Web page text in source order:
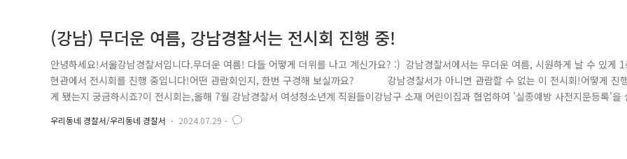
(강남) 무더운 여름, 강남경찰서는 전시회 진행 중!
안녕하세요!서울강남경찰서입니다.무더운 여름! 다들 어떻게 더위를 나고 계신가요? :) 강남경찰서에서는 무더운 여름, 시원하게 날 수 있게
현관에서 전시회를 진행 중입니다!어떤 관람회인지, 한번 구경해 보실까요? 강남경찰서가 아니면 관람할 수 없는 이 전시회!어떻게 진
게 됐는지 궁금하시죠?이 전시회는,올해 7월 강남경찰서 여성청소년계 직원들이강남구 소재 어린이집과 협업하여 '실종예방 사전지문등록'을
시할 당시,아이들이 감사의 마음을 담아, 응원의 메시지를 보내주면서 기획하게 되었는데요! 이 따뜻하고 아름다운 마음을"어떻게
더 많은 경찰관들이 함께 느낄 수 있을까?"고민하던 끝에, 많은 사람들이 왕래하는 1층 현관에서 전시회를 개최하게 된 것입..
우리동네 경찰서/우리동네 경찰서 2024.07.29